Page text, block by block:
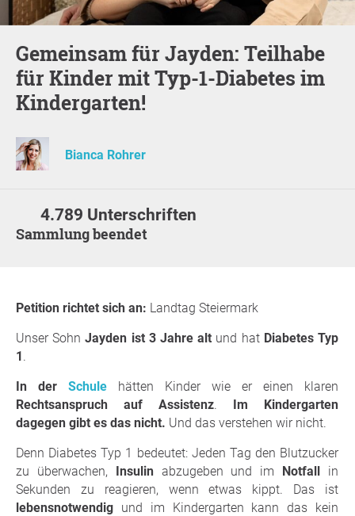
Gemeinsam für Jayden: Teilhabe
für Kinder mit Typ-1-Diabetes im
Kindergarten!
Bianca Rohrer
4.789 Unterschriften
Sammlung beendet
Petition richtet sich an: Landtag Steiermark
Unser Sohn Jayden ist 3 Jahre alt und hatDiabetes Typ
1.
In der Schule
hätten Kinder wie er einen klaren
Rechtsanspruch auf Assistenz. Im Kindergarten
dagegen gibt es das nicht. Und das verstehen wir nicht.
Denn Diabetes Typ 1 bedeutet: Jeden Tag den Blutzucker
zu überwachen, Insulinabzugeben und im Notfall in
Sekunden zu reagieren, wenn etwas kippt. Das ist
lebensnotwendig und im Kindergarten kann das kein